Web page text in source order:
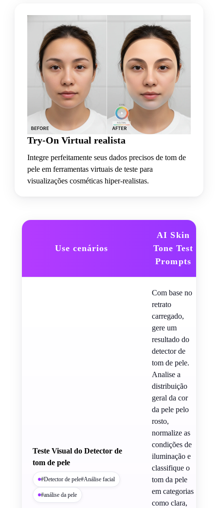
Try-On Virtual realista
Integre perfeitamente seus dados precisos de tom de
pele em ferramentas virtuais de teste para
visualizações cosméticas hiper-realistas.
Use cenários
AI Skin
Tone Test
Prompts
Teste Visual do Detector de
tom de pele
#Detector de pele#Análise facial
#análise da pele
Com base no
retrato
carregado,
gere um
resultado do
detector de
tom de pele.
Analise a
distribuição
geral da cor
da pele pelo
rosto,
normalize as
condições de
iluminação e
classifique o
tom da pele
em categorias
como clara,